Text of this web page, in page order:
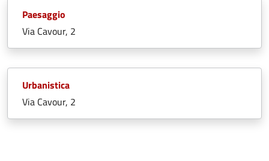
Paesaggio
Via Cavour, 2
Urbanistica
Via Cavour, 2